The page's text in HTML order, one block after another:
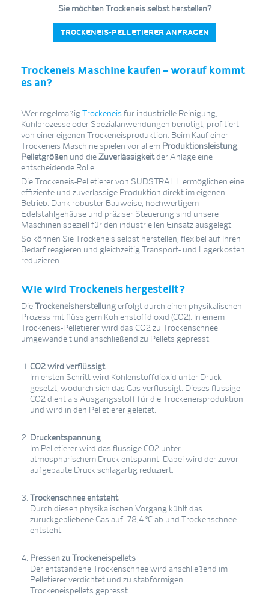
Sie möchten Trockeneis selbst herstellen?
TROCKENEIS-PELLETIERER ANFRAGEN
Trockeneis Maschine kaufen – worauf kommt
es an?
Wer regelmäßig Trockeneis für industrielle Reinigung,
Kühlprozesse oder Spezialanwendungen benötigt, profitiert
von einer eigenen Trockeneisproduktion. Beim Kauf einer
Trockeneis Maschine spielen vor allem Produktionsleistung,
Pelletgrößen und dieZuverlässigkeitder Anlage eine
entscheidende Rolle.
Die Trockeneis-Pelletierer von SÜDSTRAHL ermöglichen eine
effiziente und zuverlässige Produktion direkt im eigenen
Betrieb. Dank robuster Bauweise, hochwertigem
Edelstahlgehäuse und präziser Steuerung sind unsere
Maschinen speziell für den industriellen Einsatz ausgelegt.
So können Sie Trockeneis selbst herstellen, flexibel auf Ihren
Bedarf reagieren und gleichzeitig Transport- und Lagerkosten
reduzieren.
Wie wird Trockeneis hergestellt?
DieTrockeneisherstellungerfolgt durch einen physikalischen
Prozess mit flüssigem Kohlenstoffdioxid (CO2). In einem
Trockeneis-Pelletierer wird das CO2 zu Trockenschnee
umgewandelt und anschließend zu Pellets gepresst.
CO2 wird verflüssigt
Im ersten Schritt wird Kohlenstoffdioxid unter Druck
gesetzt, wodurch sich das Gas verflüssigt. Dieses flüssige
CO2 dient als Ausgangsstoff für die Trockeneisproduktion
und wird in den Pelletierer geleitet.
Druckentspannung
Im Pelletierer wird das flüssige CO2 unter
atmosphärischem Druck entspannt. Dabei wird der zuvor
aufgebaute Druck schlagartig reduziert.
Trockenschnee entsteht
Durch diesen physikalischen Vorgang kühlt das
zurückgebliebene Gas auf -78,4 °C ab und Trockenschnee
entsteht.
Pressen zu Trockeneispellets
Der entstandene Trockenschnee wird anschließend im
Pelletierer verdichtet und zu stabförmigen
Trockeneispellets gepresst.